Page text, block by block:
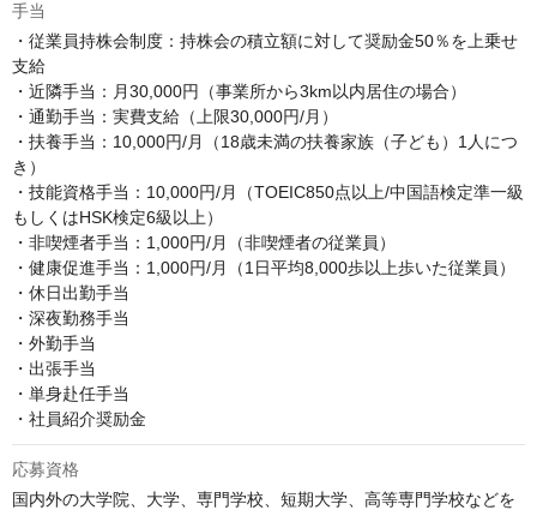
手当
・従業員持株会制度：持株会の積立額に対して奨励金50％を上乗せ
支給
・近隣手当：月30,000円（事業所から3km以内居住の場合）
・通勤手当：実費支給（上限30,000円/月）
・扶養手当：10,000円/月（18歳未満の扶養家族（子ども）1人につ
き）
・技能資格手当：10,000円/月（TOEIC850点以上/中国語検定準一級
もしくはHSK検定6級以上）
・非喫煙者手当：1,000円/月（非喫煙者の従業員）
・健康促進手当：1,000円/月（1日平均8,000歩以上歩いた従業員）
・休日出勤手当
・深夜勤務手当
・外勤手当
・出張手当
・単身赴任手当
・社員紹介奨励金
応募資格
国内外の大学院、大学、専門学校、短期大学、高等専門学校などを